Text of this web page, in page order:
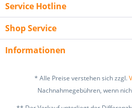
Service Hotline
Shop Service
Informationen
* Alle Preise verstehen sich zzgl.
Nachnahmegebühren, wenn